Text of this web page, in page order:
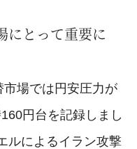
にとって重要に
場では円安圧力が
円台を記録しまし
ルによるイラン攻撃